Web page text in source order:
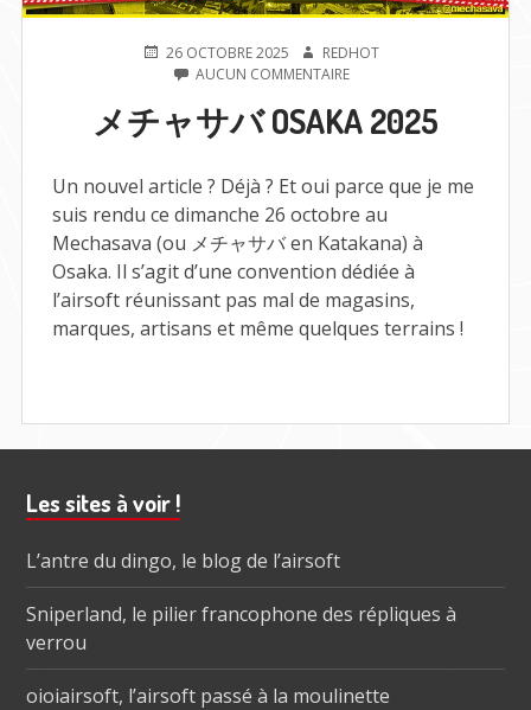
PUBLIÉ26 OCTOBRE 2025 AUTEUR
REDHOT
AUCUN COMMENTAIRESUR
チ
ャ
バ
2025
メチャサバ OSAKA 2025
Un nouvel article ? Déjà ? Et oui parce que je me
suis rendu ce dimanche 26 octobre au
Mechasava (ou メチャサバ en Katakana) à
Osaka. Il s’agit d’une convention dédiée à
l’airsoft réunissant pas mal de magasins,
marques, artisans et même quelques terrains !
Barre
subsidiaire
Les sites à voir !
L’antre du dingo, le blog de l’airsoft
Sniperland, le pilier francophone des répliques à
verrou
oioiairsoft, l’airsoft passé à la moulinette